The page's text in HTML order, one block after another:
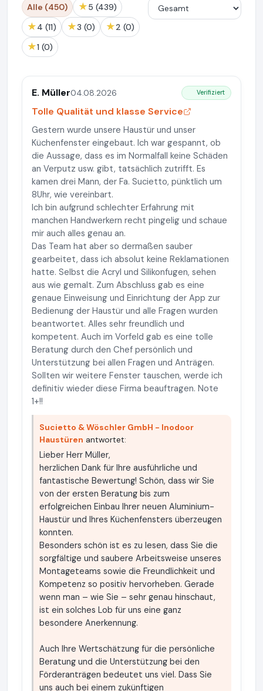
Alle (450) ★ 5 (439)
★ 4 (11) ★ 3 (0) ★ 2 (0)
★ 1 (0)
E. Müller04.08.2026 Verifiziert
Tolle Qualität und klasse Service
Gestern wurde unsere Haustür und unser
Küchenfenster eingebaut. Ich war gespannt, ob
die Aussage, dass es im Normalfall keine Schäden
an Verputz usw. gibt, tatsächlich zutrifft. Es
kamen drei Mann, der Fa. Sucietto, pünktlich um
8Uhr, wie vereinbart.
Ich bin aufgrund schlechter Erfahrung mit
manchen Handwerkern recht pingelig und schaue
mir auch alles genau an.
Das Team hat aber so dermaßen sauber
gearbeitet, dass ich absolut keine Reklamationen
hatte. Selbst die Acryl und Silikonfugen, sehen
aus wie gemalt. Zum Abschluss gab es eine
genaue Einweisung und Einrichtung der App zur
Bedienung der Haustür und alle Fragen wurden
beantwortet. Alles sehr freundlich und
kompetent. Auch im Vorfeld gab es eine tolle
Beratung durch den Chef persönlich und
Unterstützung bei allen Fragen und Anträgen.
Sollten wir weitere Fenster tauschen, werde ich
definitiv wieder diese Firma beauftragen. Note
1+!!
Sucietto & Wöschler GmbH - Inodoor
Haustüren antwortet:
Lieber Herr Müller,
herzlichen Dank für Ihre ausführliche und
fantastische Bewertung! Schön, dass wir Sie
von der ersten Beratung bis zum
erfolgreichen Einbau Ihrer neuen Aluminium-
Haustür und Ihres Küchenfensters überzeugen
konnten.
Besonders schön ist es zu lesen, dass Sie die
sorgfältige und saubere Arbeitsweise unseres
Montageteams sowie die Freundlichkeit und
Kompetenz so positiv hervorheben. Gerade
wenn man – wie Sie – sehr genau hinschaut,
ist ein solches Lob für uns eine ganz
besondere Anerkennung.
Auch Ihre Wertschätzung für die persönliche
Beratung und die Unterstützung bei den
Förderanträgen bedeutet uns viel. Dass Sie
uns auch bei einem zukünftigen